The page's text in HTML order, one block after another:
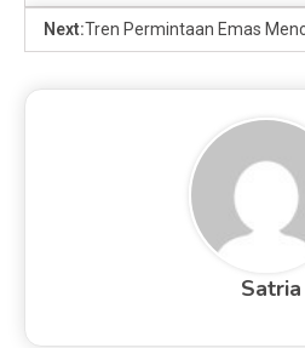
Next:Tren Permintaan Emas
Satria